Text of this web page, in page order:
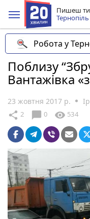
Пишеш
Тернопіль
Робота у
Поблизу
Вантажівка
23 жовтня 2017 р.
share 2 chat_bubble 0 visibility 534